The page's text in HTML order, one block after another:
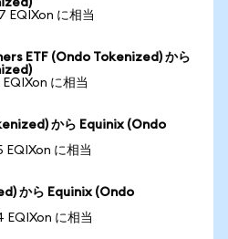
EQIXon に相当
ETF (Ondo Tokenized) から
EQIXon に相当
から Equinix (Ondo
EQIXon に相当
から Equinix (Ondo
EQIXon に相当